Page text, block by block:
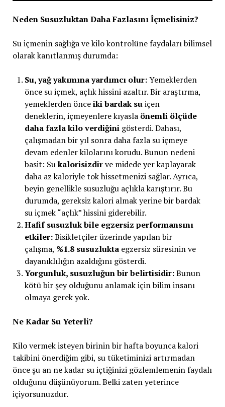
Neden Susuzluktan Daha Fazlasını İçmelisiniz?
Su içmenin sağlığa ve kilo kontrolüne faydaları bilimsel
olarak kanıtlanmış durumda:
Su, yağ yakımına yardımcı olur:Yemeklerden
önce su içmek, açlık hissini azaltır. Bir araştırma,
yemeklerden önceiki bardak suiçen
deneklerin, içmeyenlere kıyasla önemli ölçüde
daha fazla kilo verdiğinigösterdi. Dahası,
çalışmadan bir yıl sonra daha fazla su içmeye
devam edenler kilolarını korudu. Bunun nedeni
basit: Sukalorisizdirve midede yer kaplayarak
daha az kaloriyle tok hissetmenizi sağlar. Ayrıca,
beyin genellikle susuzluğu açlıkla karıştırır. Bu
durumda, gereksiz kalori almak yerine bir bardak
su içmek “açlık” hissini giderebilir.
Hafif susuzluk bile egzersiz performansını
etkiler:Bisikletçiler üzerinde yapılan bir
çalışma, %1.8 susuzluktaegzersiz süresinin ve
dayanıklılığın azaldığını gösterdi.
Yorgunluk, susuzluğun bir belirtisidir:Bunun
kötü bir şey olduğunu anlamak için bilim insanı
olmaya gerek yok.
Ne Kadar Su Yeterli?
Kilo vermek isteyen birinin bir hafta boyunca kalori
takibini önerdiğim gibi, su tüketiminizi artırmadan
önce şu an ne kadar su içtiğinizi gözlemlemenin faydalı
olduğunu düşünüyorum. Belki zaten yeterince
içiyorsunuzdur.